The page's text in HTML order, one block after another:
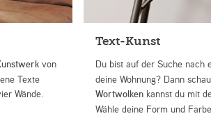
von
Texte
Wände.
Text-Kunst
Du bist auf der Suche nach
deine Wohnung? Dann
Wortwolken kannst du mit
Wähle deine Form und